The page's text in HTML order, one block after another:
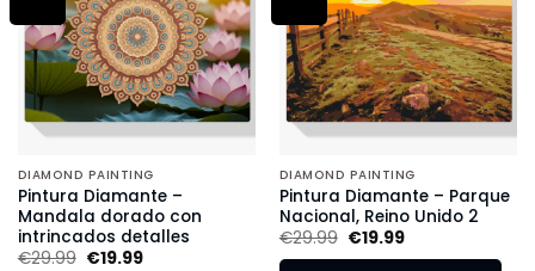
DIAMOND PAINTING
Pintura Diamante –
Mandala dorado con
intrincados detalles
€29.99 €19.99
DIAMOND PAINTING
Pintura Diamante – Parque
Nacional, Reino Unido 2
€29.99 €19.99